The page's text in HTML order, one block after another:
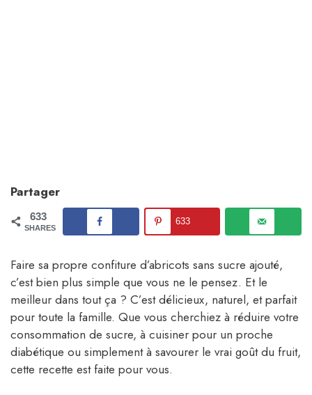
Partager
633
SHARES
633
Faire sa propre confiture d’abricots sans sucre ajouté,
c’est bien plus simple que vous ne le pensez. Et le
meilleur dans tout ça ? C’est délicieux, naturel, et parfait
pour toute la famille. Que vous cherchiez à réduire votre
consommation de sucre, à cuisiner pour un proche
diabétique ou simplement à savourer le vrai goût du fruit,
cette recette est faite pour vous.